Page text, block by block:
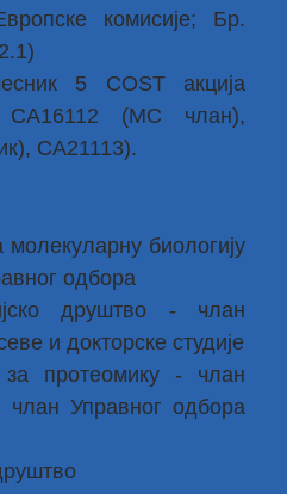
комисије; Бр.
5 СОSТ акција
(MC члан),
CА21113).
биологију
одбора
друштво - члан
и докторске студије
протеомику - члан
члан Управног одбора